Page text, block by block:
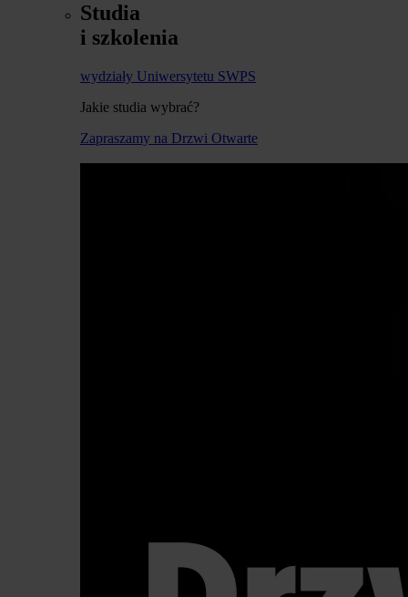
Studia
i szkolenia
wydziały Uniwersytetu SWPS
Jakie studia wybrać?
Zapraszamy na Drzwi Otwarte